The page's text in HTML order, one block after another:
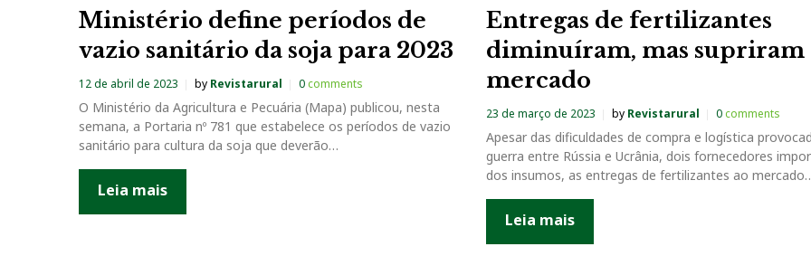
r
a
Ministério define períodos de
vazio sanitário da soja para 2023
12 de abril de 2023 by Revistarural 0comments
O Ministério da Agricultura e Pecuária (Mapa) publicou, nesta
semana, a Portaria nº 781 que estabelece os períodos de vazio
sanitário para cultura da soja que deverão…
Leia mais
Entregas de fertilizantes
diminuíram, mas supriram
mercado
23 de março de 2023 by Revistarural 0comments
Apesar das dificuldades de compra e logística
guerra entre Rússia e Ucrânia, dois fornecedores
dos insumos, as entregas de fertilizantes ao
Leia mais